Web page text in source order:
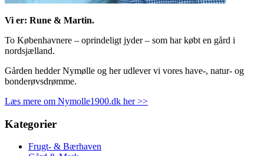
Vi er: Rune & Martin.
To Københavnere – oprindeligt jyder – som har købt en gård i
nordsjælland.
Gården hedder Nymølle og her udlever vi vores have-, natur- og
bonderøvsdrømme.
Læs mere om Nymolle1900.dk her >>
Kategorier
Frugt- & Bærhaven